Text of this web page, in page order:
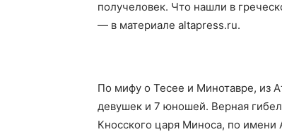
получеловек. Что нашли в
— в материале altapress.ru.
По мифу о Тесее и Минотавре, из
девушек и 7 юношей. Верная
Кносского царя Миноса, по имени